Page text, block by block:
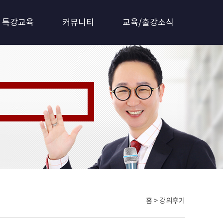
특강교육 커뮤니티 교육/출강소식
춘 전문기관!!
홈 > 강의후기